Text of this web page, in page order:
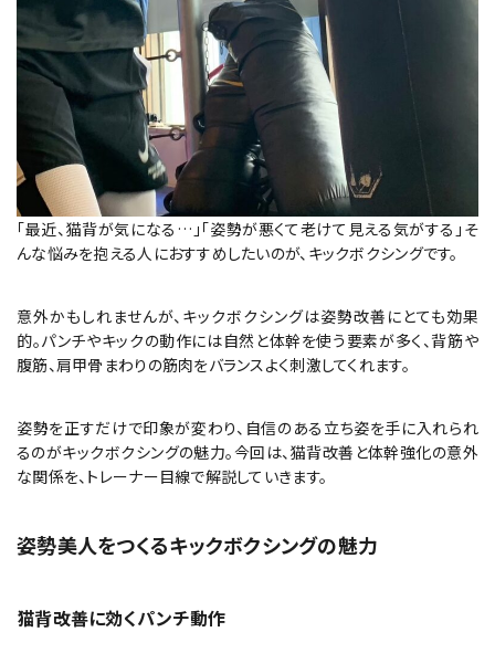
「最近、猫背が気になる…」「姿勢が悪くて老けて見える気がする」そ
んな悩みを抱える人におすすめしたいのが、キックボクシングです。
意外かもしれませんが、キックボクシングは姿勢改善にとても効果
的。パンチやキックの動作には自然と体幹を使う要素が多く、背筋や
腹筋、肩甲骨まわりの筋肉をバランスよく刺激してくれます。
姿勢を正すだけで印象が変わり、自信のある立ち姿を手に入れられ
るのがキックボクシングの魅力。今回は、猫背改善と体幹強化の意外
な関係を、トレーナー目線で解説していきます。
姿勢美人をつくるキックボクシングの魅力
猫背改善に効くパンチ動作